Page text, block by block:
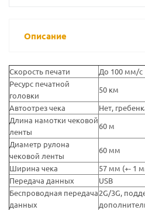
Описание
Скорость печати
До 100 мм/с
Ресурс печатной
головки
50 км
Автоотрез чека
Нет,
Длина намотки чековой
ленты
60 м
Диаметр рулона
чековой ленты
60 мм
Ширина чека
57 мм (+- 1
Передача данных
USB
Беспроводная передача
данных
2G/3G,